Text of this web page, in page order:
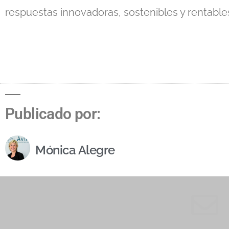
respuestas innovadoras, sostenibles y
Publicado por:
Mónica Alegre